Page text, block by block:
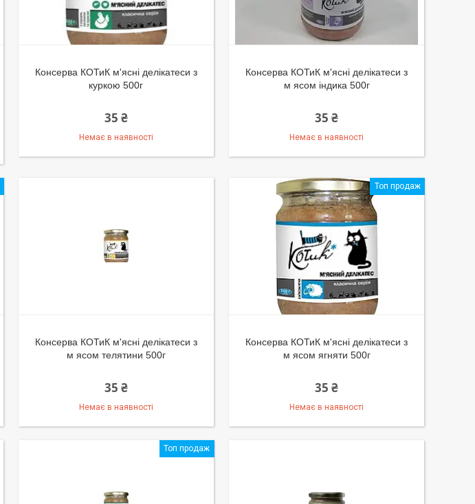
Консерва КОТиК м'ясні делікатеси з
куркою 500г
35 ₴
Немає в наявності
Консерва КОТиК м'ясні делікатеси з
м ясом індика 500г
35 ₴
Немає в наявності
Консерва КОТиК м'ясні делікатеси з
м ясом телятини 500г
35 ₴
Немає в наявності
Топ продаж
Консерва КОТиК м'ясні делікатеси з
м ясом ягняти 500г
35 ₴
Немає в наявності
Топ продаж